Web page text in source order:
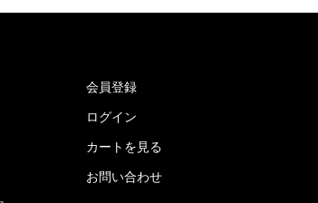
会員登録
ログイン
カートを見る
お問い合わせ